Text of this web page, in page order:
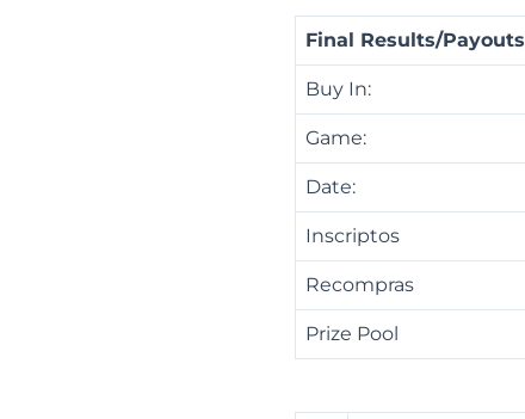
Final Results/Payouts
Buy In:
Game:
Date:
Inscriptos
Recompras
Prize Pool